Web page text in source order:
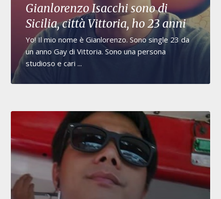
Gianlorenzo Isacchi sono di
Sicilia, città Vittoria, ho 23 anni
Yo! Il mio nome è Gianlorenzo. Sono single 23 da
un anno Gay di Vittoria. Sono una persona
studioso e cari ...